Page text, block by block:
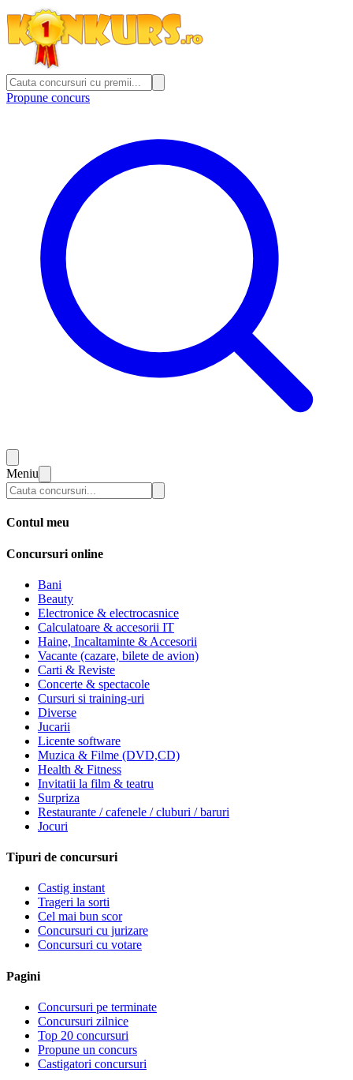
Propune concurs
Meniu
Contul meu
Concursuri online
Bani
Beauty
Electronice & electrocasnice
Calculatoare & accesorii IT
Haine, Incaltaminte & Accesorii
Vacante (cazare, bilete de avion)
Carti & Reviste
Concerte & spectacole
Cursuri si training-uri
Diverse
Jucarii
Licente software
Muzica & Filme (DVD,CD)
Health & Fitness
Invitatii la film & teatru
Surpriza
Restaurante / cafenele / cluburi / baruri
Jocuri
Tipuri de concursuri
Castig instant
Trageri la sorti
Cel mai bun scor
Concursuri cu jurizare
Concursuri cu votare
Pagini
Concursuri pe terminate
Concursuri zilnice
Top 20 concursuri
Propune un concurs
Castigatori concursuri